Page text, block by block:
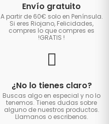
Envío gratuito
A partir de 60€ solo en Península.
Si eres Riojano, Felicidades,
compres lo que compres es
!GRATIS !
¿No lo tienes claro?
Buscas algo en especial y no lo
tenemos. Tienes dudas sobre
alguno de nuestros productos.
Llamanos o escribenos.